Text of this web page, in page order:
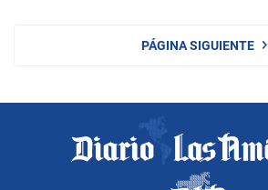
PÁGINA SIGUIENTE